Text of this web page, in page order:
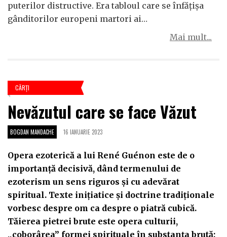
puterilor distructive. Era tabloul care se înfățișa
gânditorilor europeni martori ai…
Mai mult...
CĂRŢI
Nevăzutul care se face Văzut
BOGDAN MANDACHE 16 IANUARIE 2023
Opera ezoterică a lui René Guénon este de o
importanță decisivă, dând termenului de
ezoterism un sens riguros și cu adevărat
spiritual. Texte inițiatice și doctrine tradiționale
vorbesc despre om ca despre o piatră cubică.
Tăierea pietrei brute este opera culturii,
„coborârea” formei spirituale în substanța brută;